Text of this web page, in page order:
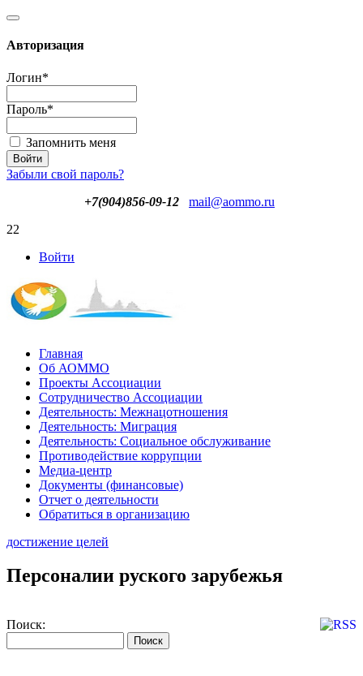
Авторизация
Логин*
Пароль*
Запомнить меня
Забыли свой пароль?
+7(904)856-09-12
mail@aommo.ru
22
Войти
Главная
Об АОММО
Проекты Ассоциации
Сотрудничество Ассоциации
Деятельность: Межнацотношения
Деятельность: Миграция
Деятельность: Социальное обслуживание
Противодействие коррупции
Медиа-центр
Документы (финансовые)
Отчет о деятельности
Обратиться в организацию
достижение целей
Персоналии руского зарубежья
Поиск: